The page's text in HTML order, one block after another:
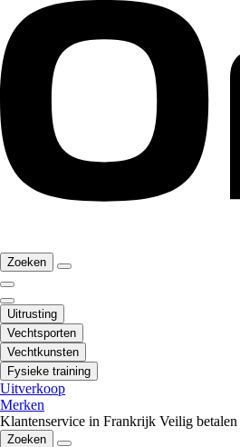
Zoeken
Uitrusting
Vechtsporten
Vechtkunsten
Fysieke training
Uitverkoop
Merken
Klantenservice in Frankrijk Veilig betalen
Zoeken